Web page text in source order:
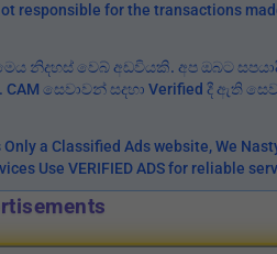
responsible for the transactions
නිදහස් වෙබ් අඩවියකි. අප ඔබට
සෙවාවන් සදහා Verified දී ඇති
a Classified Ads website, We
Use VERIFIED ADS for reliable